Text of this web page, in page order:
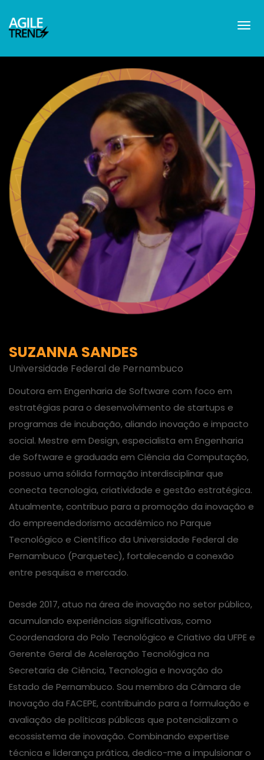
SUZANNA SANDES
Universidade Federal de Pernambuco
Doutora em Engenharia de Software com foco em
estratégias para o desenvolvimento de startups e
programas de incubação, aliando inovação e impacto
social. Mestre em Design, especialista em Engenharia
de Software e graduada em Ciência da Computação,
possuo uma sólida formação interdisciplinar que
conecta tecnologia, criatividade e gestão estratégica.
Atualmente, contribuo para a promoção da inovação e
do empreendedorismo acadêmico no Parque
Tecnológico e Científico da Universidade Federal de
Pernambuco (Parquetec), fortalecendo a conexão
entre pesquisa e mercado.
Desde 2017, atuo na área de inovação no setor público,
acumulando experiências significativas, como
Coordenadora do Polo Tecnológico e Criativo da UFPE e
Gerente Geral de Aceleração Tecnológica na
Secretaria de Ciência, Tecnologia e Inovação do
Estado de Pernambuco. Sou membro da Câmara de
Inovação da FACEPE, contribuindo para a formulação e
avaliação de políticas públicas que potencializam o
ecossistema de inovação. Combinando expertise
técnica e liderança prática, dedico-me a impulsionar o